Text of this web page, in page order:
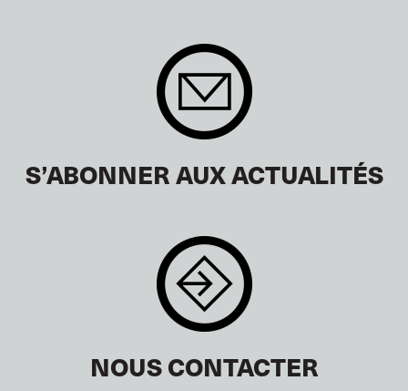
S’ABONNER AUX ACTUALITÉS
NOUS CONTACTER